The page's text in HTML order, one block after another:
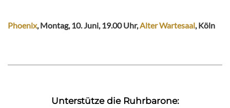
Phoenix, Montag, 10. Juni, 19.00 Uhr,Alter Wartesaal, Köln
Unterstütze die Ruhrbarone: